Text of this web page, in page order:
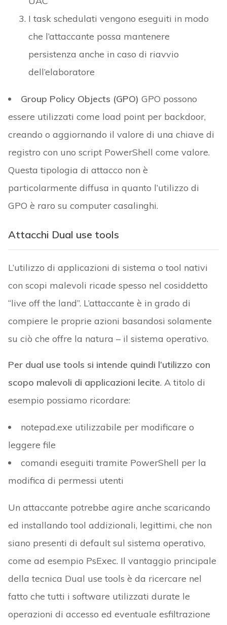
I task schedulati vengono eseguiti in modo
che l’attaccante possa mantenere
persistenza anche in caso di riavvio
dell’elaboratore
Group Policy Objects (GPO) GPO possono
essere utilizzati come load point per backdoor,
creando o aggiornando il valore di una chiave di
registro con uno script PowerShell come valore.
Questa tipologia di attacco non è
particolarmente diffusa in quanto l’utilizzo di
GPO è raro su computer casalinghi.
Attacchi Dual use tools
L’utilizzo di applicazioni di sistema o tool nativi
con scopi malevoli ricade spesso nel cosiddetto
“live off the land”. L’attaccante è in grado di
compiere le proprie azioni basandosi solamente
su ciò che offre la natura – il sistema operativo.
Per dual use tools si intende quindi l’utilizzo con
scopo malevoli di applicazioni lecite. A titolo di
esempio possiamo ricordare:
notepad.exe utilizzabile per modificare o
leggere file
comandi eseguiti tramite PowerShell per la
modifica di permessi utenti
Un attaccante potrebbe agire anche scaricando
ed installando tool addizionali, legittimi, che non
siano presenti di default sul sistema operativo,
come ad esempio PsExec. Il vantaggio principale
della tecnica Dual use tools è da ricercare nel
fatto che tutti i software utilizzati durate le
operazioni di accesso ed eventuale esfiltrazione